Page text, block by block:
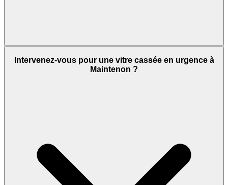
Intervenez-vous pour une vitre cassée en urgence à
Maintenon ?